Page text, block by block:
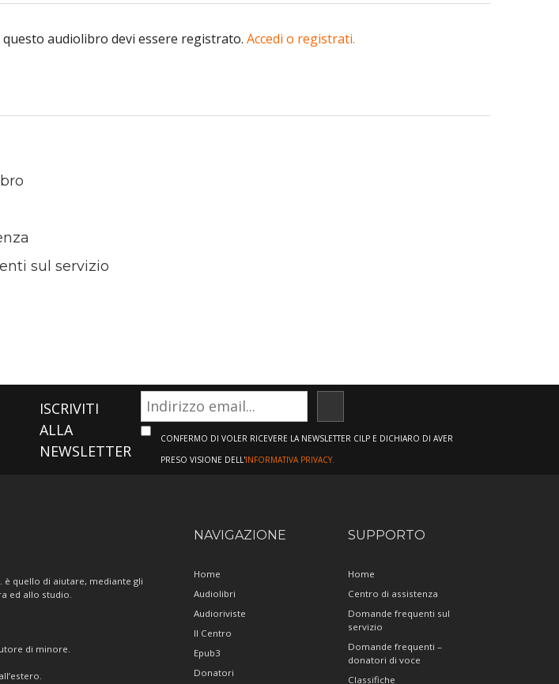
audiolibro devi essere registrato. Accedi o registrati.
sul servizio
ISCRIVITI
ALLA
NEWSLETTER
CONFERMO DI VOLER RICEVERE LA NEWSLETTER CILP E DICHIARO DI AVER
PRESO VISIONE DELL'INFORMATIVA PRIVACY.
quello di aiutare, mediante gli
ed allo studio.
di minore.
NAVIGAZIONE
Home
Audiolibri
Audioriviste
Il Centro
Epub3
Donatori
SUPPORTO
Home
Centro di assistenza
Domande frequenti sul
servizio
Domande frequenti –
donatori di voce
Classifiche